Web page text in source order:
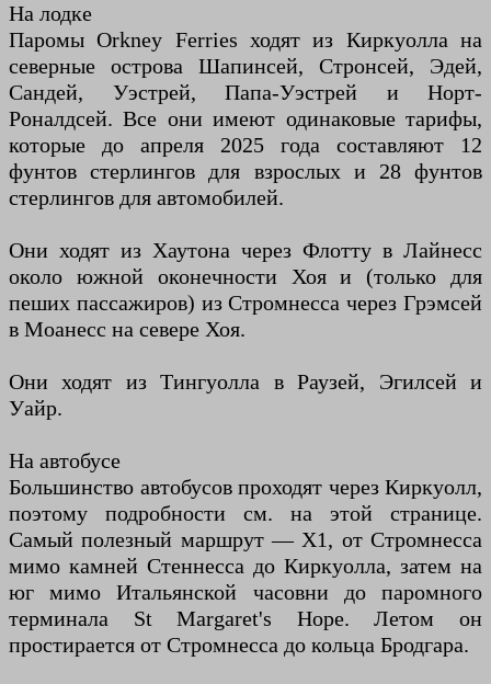
На лодке
Паромы Orkney Ferries ходят из Киркуолла на
северные острова Шапинсей, Стронсей, Эдей,
Сандей, Уэстрей, Папа-Уэстрей и Норт-
Роналдсей. Все они имеют одинаковые тарифы,
которые до апреля 2025 года составляют 12
фунтов стерлингов для взрослых и 28 фунтов
стерлингов для автомобилей.
Они ходят из Хаутона через Флотту в Лайнесс
около южной оконечности Хоя и (только для
пеших пассажиров) из Стромнесса через Грэмсей
в Моанесс на севере Хоя.
Они ходят из Тингуолла в Раузей, Эгилсей и
Уайр.
На автобусе
Большинство автобусов проходят через Киркуолл,
поэтому подробности см. на этой странице.
Самый полезный маршрут — X1, от Стромнесса
мимо камней Стеннесса до Киркуолла, затем на
юг мимо Итальянской часовни до паромного
терминала St Margaret's Hope. Летом он
простирается от Стромнесса до кольца Бродгара.